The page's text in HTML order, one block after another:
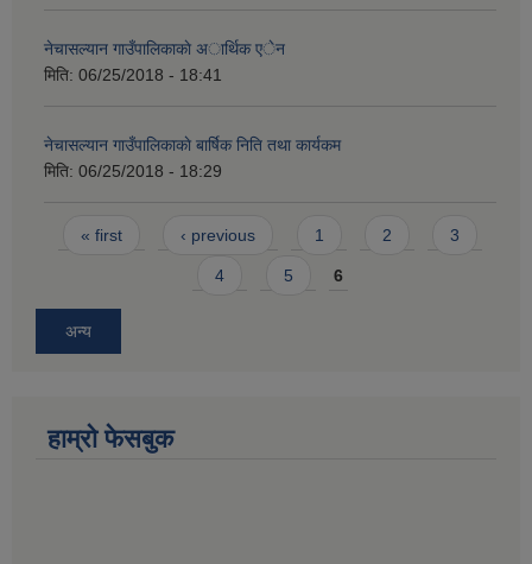
नेचासल्यान गाउँपालिकाकाे अार्थिक एेन
मिति: 06/25/2018 - 18:41
नेचासल्यान गाउँपालिकाकाे बार्षिक निति तथा कार्यकम
मिति: 06/25/2018 - 18:29
Pages
« first ‹ previous 1 2 3
4 5 6
अन्य
हाम्राे फेसबुक